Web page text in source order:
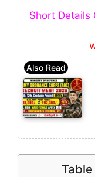
Short Details